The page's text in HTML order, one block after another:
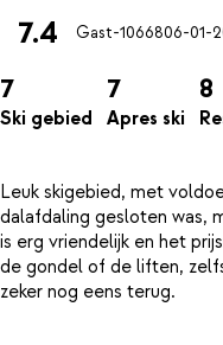
7.4 Gast-1066806-01-
7
Ski gebied
7
Apres ski
8
Leuk skigebied, met
dalafdaling gesloten was,
is erg vriendelijk en het
de gondel of de liften,